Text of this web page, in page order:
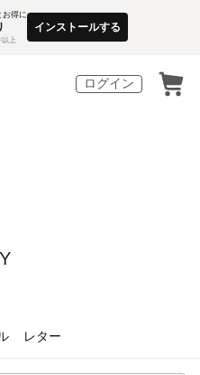
お得に
以上
インストールする
ログイン
レター